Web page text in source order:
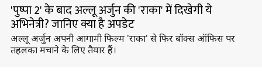
'पुष्पा 2' के बाद अल्लू अर्जुन की 'राका' में दिखेगी ये
अभिनेत्री? जानिए क्या है अपडेट
अल्लू अर्जुन अपनी आगामी फिल्म 'राका' से फिर बॉक्स ऑफिस पर
तहलका मचाने के लिए तैयार हैं।